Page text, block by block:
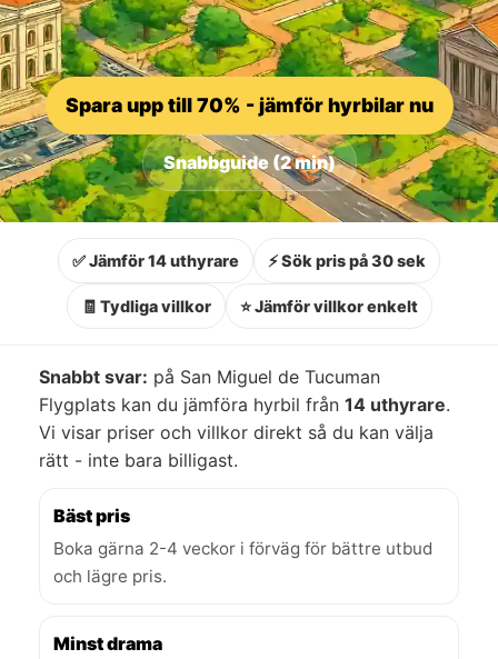
Spara upp till 70% - jämför hyrbilar nu
Snabbguide (2 min)
✅ Jämför 14 uthyrare ⚡ Sök pris på 30 sek
🧾 Tydliga villkor ⭐ Jämför villkor enkelt
Snabbt svar: på San Miguel de Tucuman
Flygplats kan du jämföra hyrbil från 14 uthyrare.
Vi visar priser och villkor direkt så du kan välja
rätt - inte bara billigast.
Bäst pris
Boka gärna 2-4 veckor i förväg för bättre utbud
och lägre pris.
Minst drama